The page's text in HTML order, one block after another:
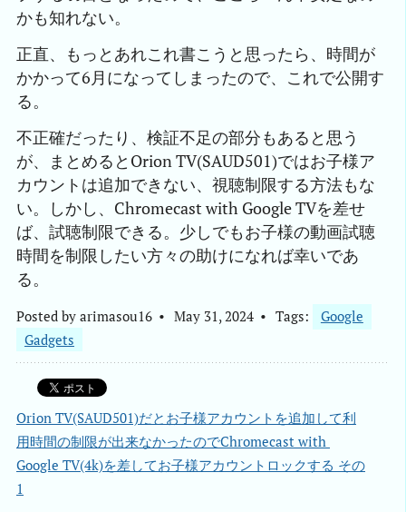
かも知れない。
正直、もっとあれこれ書こうと思ったら、時間が
かかって6月になってしまったので、これで公開す
る。
不正確だったり、検証不足の部分もあると思う
が、まとめるとOrion TV(SAUD501)ではお子様ア
カウントは追加できない、視聴制限する方法もな
い。しかし、Chromecast with Google TVを差せ
ば、試聴制限できる。少しでもお子様の動画試聴
時間を制限したい方々の助けになれば幸いであ
る。
Posted by arimasou16 May 31, 2024 Tags:
Google
Gadgets
Orion TV(SAUD501)だとお子様アカウントを追加して利
用時間の制限が出来なかったのでChromecast with
Google TV(4k)を差してお子様アカウントロックする その
1